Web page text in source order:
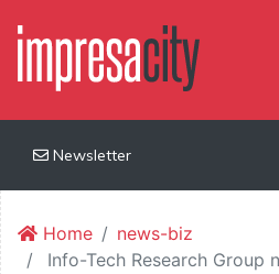
Newsletter
Home
news-biz
Info-Tech Research Group